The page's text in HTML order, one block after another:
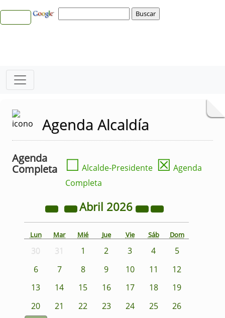
Agenda Alcaldía
Agenda
Completa
☐ Alcalde-Presidente ☒ Agenda
Completa
Abril 2026
Lun Mar Mié Jue Vie Sáb Dom
30 31 1 2 3 4
5
6
7 8 9 10 11
12
13
14 15 16 17 18
19
20
21 22 23 24 25
26